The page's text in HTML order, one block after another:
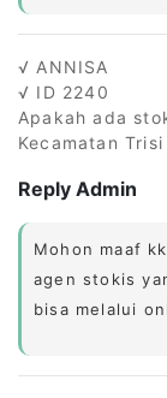
√ ANNISA
√ ID 2240
Apakah ada
Kecamatan
Reply Admin
Mohon maaf
agen stokis
bisa melalui